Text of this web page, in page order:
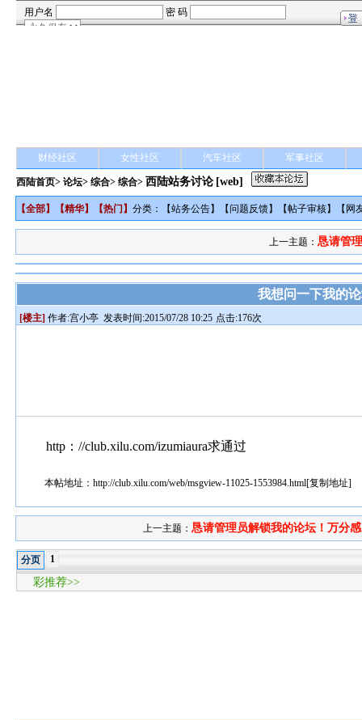
财经社区 女性社区 汽车社区 军事社区
西陆首页>论坛>综合> 综合> 西陆站务讨论 [web]
【全部】【精华】【热门 】分类：【站务公告】【问题反馈】【帖子审核】【 网
上一主题：恳请管
我想问一下我的
[楼主] 作者:宫小亭 发表时间:2015/07/28 10:25 点击:176次
http：//club.xilu.com/izumiaura求通过
本帖地址：http://club.xilu.com/web/msgview-11025-1553984.html[复制地址]
上一主题： 恳请管理员解锁我的论坛！万分
分页 1
彩推荐>>